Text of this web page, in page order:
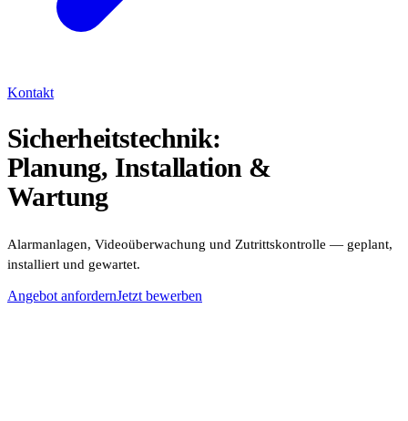
Kontakt
Sicherheitstechnik:
Planung, Installation &
Wartung
Alarmanlagen, Videoüberwachung und Zutrittskontrolle — geplant,
installiert und gewartet.
Angebot anfordernJetzt bewerben